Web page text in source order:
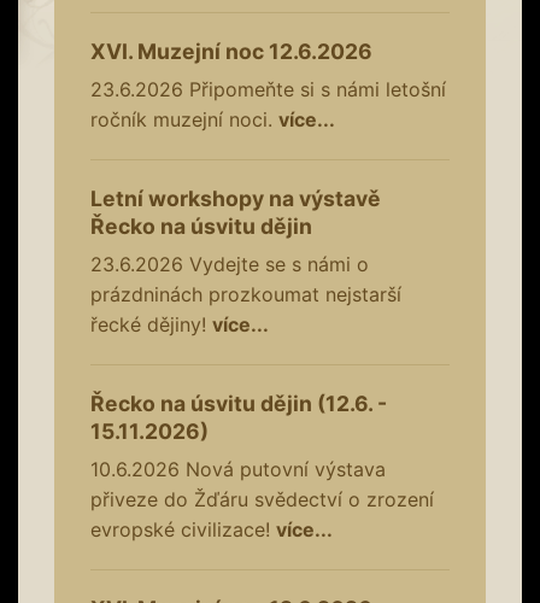
XVI. Muzejní noc 12.6.2026
23.6.2026 Připomeňte si s námi letošní
ročník muzejní noci. více...
Letní workshopy na výstavě
Řecko na úsvitu dějin
23.6.2026 Vydejte se s námi o
prázdninách prozkoumat nejstarší
řecké dějiny! více...
Řecko na úsvitu dějin (12.6. -
15.11.2026)
10.6.2026 Nová putovní výstava
přiveze do Žďáru svědectví o zrození
evropské civilizace! více...